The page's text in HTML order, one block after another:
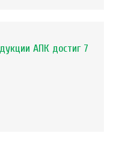
АПК достиг 7